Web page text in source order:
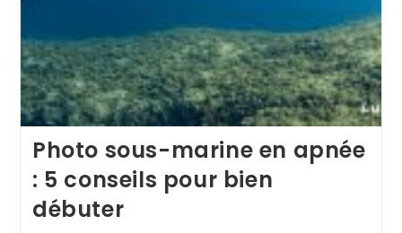
Photo sous-marine en apnée
: 5 conseils pour bien
débuter